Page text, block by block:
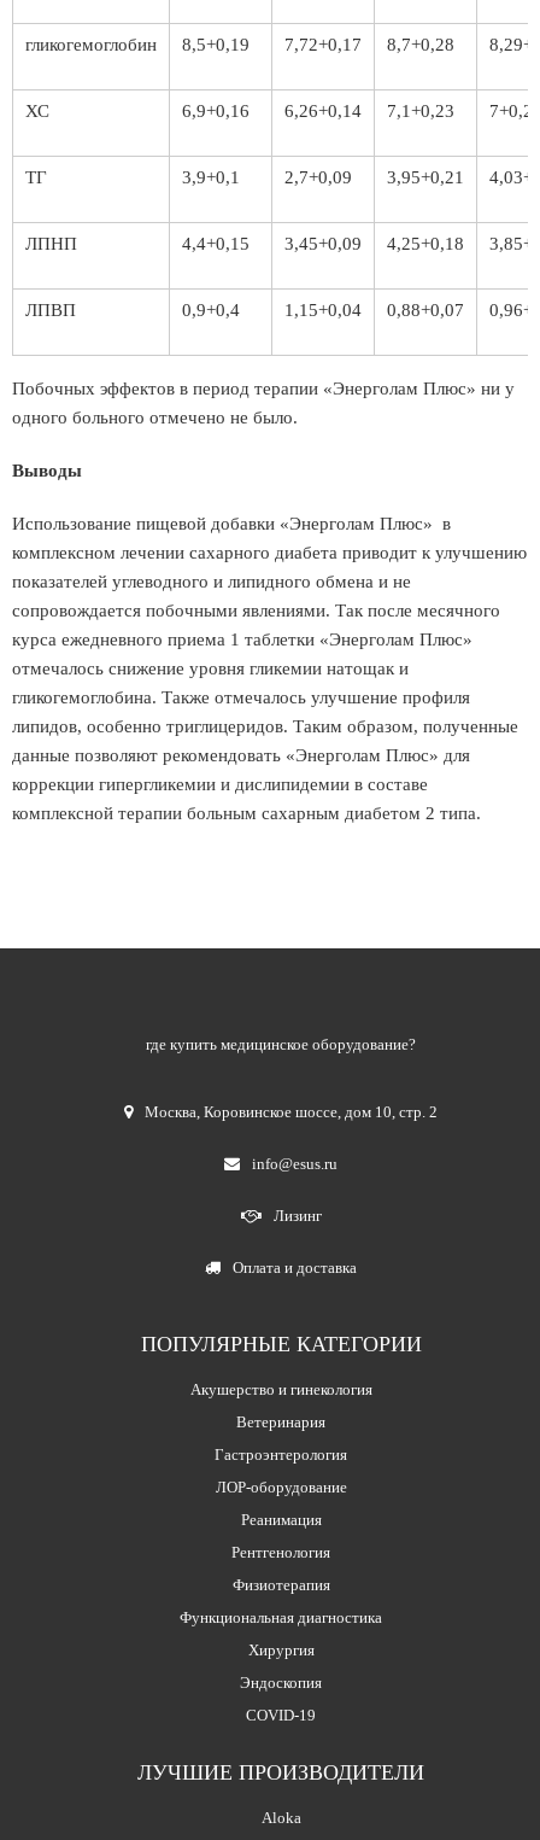
гликогемоглобин 8,5+0,19 7,72+0,17 8,7+0,28
ХС 6,9+0,16 6,26+0,14 7,1+0,23 7+0,2
ТГ 3,9+0,1 2,7+0,09 3,95+0,21
ЛПНП 4,4+0,15 3,45+0,09 4,25+0,18
ЛПВП 0,9+0,4 1,15+0,04 0,88+0,07
Побочных эффектов в период терапии «Энерголам Плюс» ни у
одного больного отмечено не было.
Выводы
Использование пищевой добавки «Энерголам Плюс» в
комплексном лечении сахарного диабета приводит к улучшению
показателей углеводного и липидного обмена и не
сопровождается побочными явлениями. Так после месячного
курса ежедневного приема 1 таблетки «Энерголам Плюс»
отмечалось снижение уровня гликемии натощак и
гликогемоглобина. Также отмечалось улучшение профиля
липидов, особенно триглицеридов. Таким образом, полученные
данные позволяют рекомендовать «Энерголам Плюс» для
коррекции гипергликемии и дислипидемии в составе
комплексной терапии больным сахарным диабетом 2 типа.
где купить медицинское оборудование?
Москва,Коровинское шоссе, дом 10, стр. 2
info@esus.ru
Лизинг
Оплата и доставка
ПОПУЛЯРНЫЕ КАТЕГОРИИ
Акушерство и гинекология
Ветеринария
Гастроэнтерология
ЛОР-оборудование
Реанимация
Рентгенология
Физиотерапия
Функциональная диагностика
Хирургия
Эндоскопия
COVID-19
ЛУЧШИЕ ПРОИЗВОДИТЕЛИ
Aloka